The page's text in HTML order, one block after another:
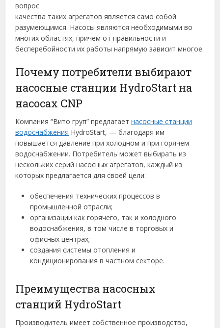
вопрос
качества таких агрегатов является само собой
разумеющимся. Насосы являются необходимыми во
многих областях, причем от правильности и
бесперебойности их работы напрямую зависит многое.
Почему потребители выбирают
насосные станции HydroStart на
насосах CNP
Компания “Вито груп” предлагаетнасосные станции
водоснабжения HydroStart, — благодаря им
повышается давление при холодном и при горячем
водоснабжении. Потребитель может выбирать из
нескольких серий насосных агрегатов, каждый из
которых предлагается для своей цели:
обеспечения технических процессов в
промышленной отрасли;
организации как горячего, так и холодного
водоснабжения, в том числе в торговых и
офисных центрах;
создания системы отопления и
кондиционирования в частном секторе.
Преимущества насосных
станций HydroStart
Производитель имеет собственное производство,